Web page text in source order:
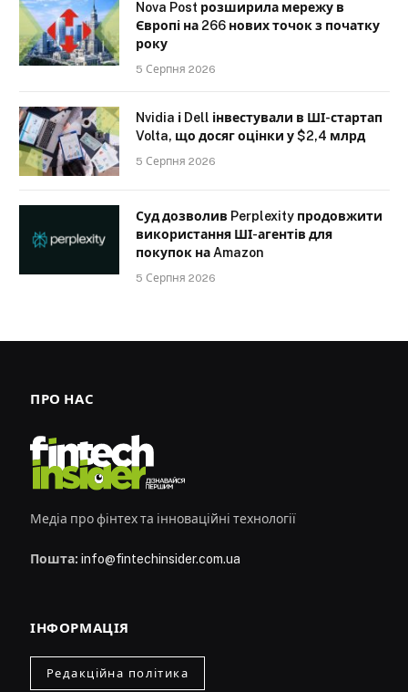
Nova Post розширила мережу в
Європі на 266 нових точок з початку
року
5 Серпня 2026
Nvidia і Dell інвестували в ШІ-стартап
Volta, що досяг оцінки у $2,4 млрд
5 Серпня 2026
Суд дозволив Perplexity продовжити
використання ШІ-агентів для
покупок на Amazon
5 Серпня 2026
ПРО НАС
Медіа про фінтех та інноваційні технології
Пошта: info@fintechinsider.com.ua
ІНФОРМАЦІЯ
Редакційна політика